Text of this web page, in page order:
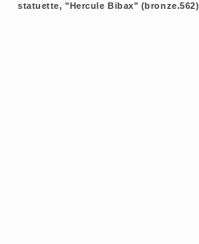
statuette, "Hercule Bibax" (bronze.562)